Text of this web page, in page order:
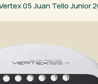
05 Juan Tello Junior